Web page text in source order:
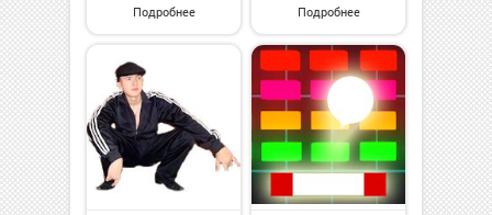
Подробнее Подробнее